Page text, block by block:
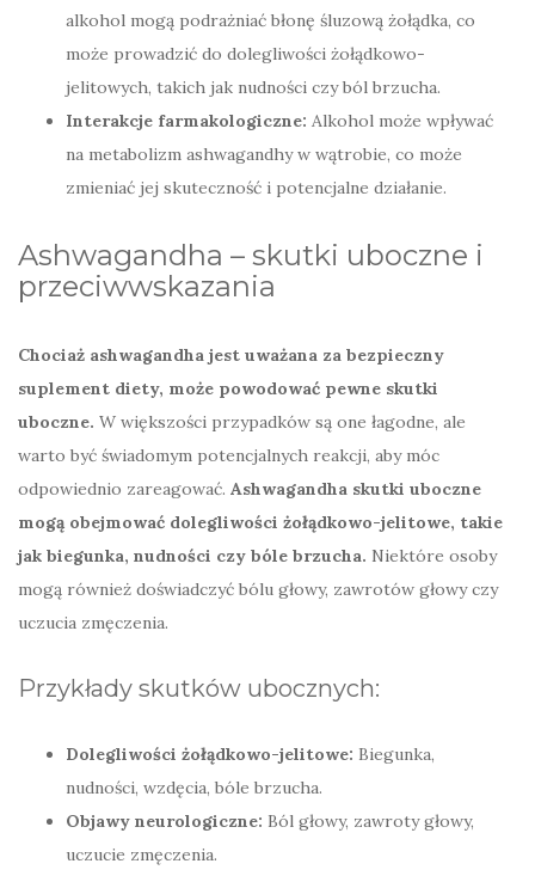
alkohol mogą podrażniać błonę śluzową żołądka, co
może prowadzić do dolegliwości żołądkowo-
jelitowych, takich jak nudności czy ból brzucha.
Interakcje farmakologiczne: Alkohol może wpływać
na metabolizm ashwagandhy w wątrobie, co może
zmieniać jej skuteczność i potencjalne działanie.
Ashwagandha – skutki uboczne i
przeciwwskazania
Chociaż ashwagandha jest uważana za bezpieczny
suplement diety, może powodować pewne skutki
uboczne. W większości przypadków są one łagodne, ale
warto być świadomym potencjalnych reakcji, aby móc
odpowiednio zareagować. Ashwagandha skutki uboczne
mogą obejmować dolegliwości żołądkowo-jelitowe, takie
jak biegunka, nudności czy bóle brzucha. Niektóre osoby
mogą również doświadczyć bólu głowy, zawrotów głowy czy
uczucia zmęczenia.
Przykłady skutków ubocznych:
Dolegliwości żołądkowo-jelitowe: Biegunka,
nudności, wzdęcia, bóle brzucha.
Objawy neurologiczne: Ból głowy, zawroty głowy,
uczucie zmęczenia.